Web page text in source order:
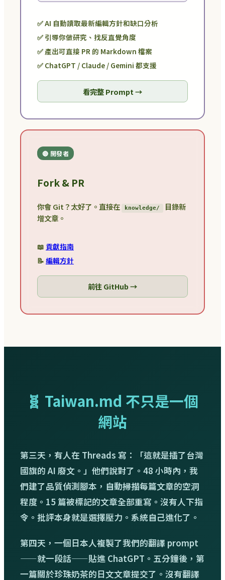
✅ AI 自動讀取最新編輯方針和缺口分析
✅ 引導你做研究、找反直覺角度
✅ 產出可直接 PR 的 Markdown 檔案
✅ ChatGPT / Claude / Gemini 都支援
看完整 Prompt →
🔴 開發者
Fork & PR
你會 Git？太好了。直接在 knowledge/
目錄新
增文章。
📖 貢獻指南
📝 編輯方針
前往 GitHub →
🧬 Taiwan.md 不只是一個
網站
第三天，有人在 Threads 寫：「這就是插了台灣
國旗的 AI 廢文。」他們說對了。48 小時內，我
們建了品質偵測腳本，自動掃描每篇文章的空洞
程度。15 篇被標記的文章全部重寫。沒有人下指
令。批評本身就是選擇壓力。系統自己進化了。
第四天，一個日本人複製了我們的翻譯 prompt
——就一段話——貼進 ChatGPT。五分鐘後，第
一篇關於珍珠奶茶的日文文章提交了。沒有翻譯